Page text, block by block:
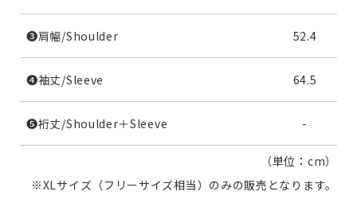
❸肩幅/Shoulder 52.4
❹袖丈/Sleeve 64.5
❺裄丈/Shoulder＋Sleeve -
（単位：cm）
※XLサイズ（フリーサイズ相当）のみの販売となります。